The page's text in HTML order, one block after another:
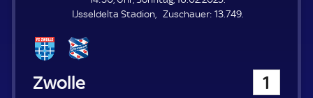
E
N
IJsseldelta Stadion
Zuschauer: Z
13.749.
PEC Zwolle 1